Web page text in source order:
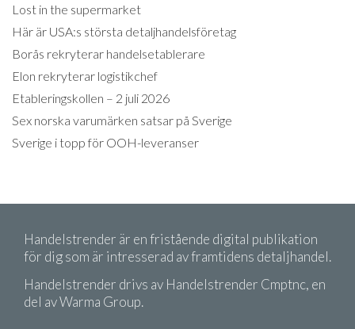
Lost in the supermarket
Här är USA:s största detaljhandelsföretag
Borås rekryterar handelsetablerare
Elon rekryterar logistikchef
Etableringskollen – 2 juli 2026
Sex norska varumärken satsar på Sverige
Sverige i topp för OOH-leveranser
Handelstrender är en fristående digital publikation
för dig som är intresserad av framtidens detaljhandel.
Handelstrender drivs av Handelstrender Cmptnc, en
del av Warma Group.